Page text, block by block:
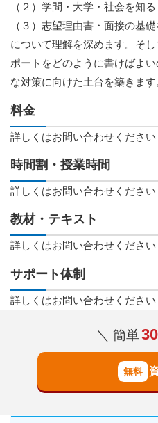
（２）学問・大学・社会を知
（３）志望理由書・面接の基
について理解を深めます。そ
ポートをどのように書けばよ
な対策に向けた土台を築きます
料金
詳しくはお問い合わせください
時間割・授業時間
詳しくはお問い合わせください
教材・テキスト
詳しくはお問い合わせください
サポート体制
詳しくはお問い合わせください
＼ 簡単30